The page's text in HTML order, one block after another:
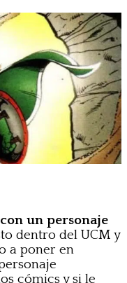
un personaje
dentro del UCM y
a poner en
cómics y si le